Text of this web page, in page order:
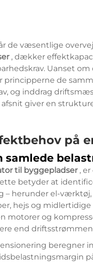
de væsentlige
, dækker
Uanset
principperne de
og inddrag
giver en
på
samlede
til byggepladser ,
betyder at
– herunder el-
hejs og
motorer og
end
beregner